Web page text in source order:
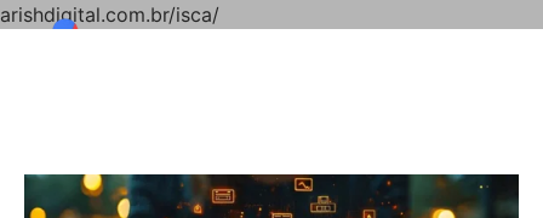
arishdigital.com.br/isca/